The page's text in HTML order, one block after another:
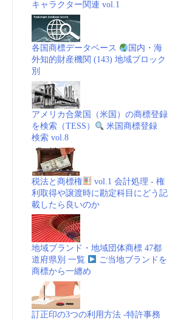
キャラクター関連 vol.1
各国商標データベース
国内・海
外知的財産機関 (143) 地域ブロック
別
アメリカ合衆国（米国）の商標登録
を検索（TESS）
米国商標登録
検索 vol.8
税法と商標権
vol.1 会計処理 - 権
利取得や譲渡時に勘定科目にどう記
載したら良いのか
地域ブランド・地域団体商標 47都
道府県別 一覧
ご当地ブランドを
商標から一纏め
訂正印の3つの利用方法 -特許事務